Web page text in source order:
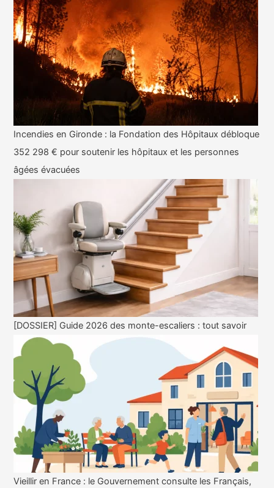
Incendies en Gironde : la Fondation des Hôpitaux débloque
352 298 € pour soutenir les hôpitaux et les personnes
âgées évacuées
[DOSSIER] Guide 2026 des monte-escaliers : tout savoir
Vieillir en France : le Gouvernement consulte les Français,